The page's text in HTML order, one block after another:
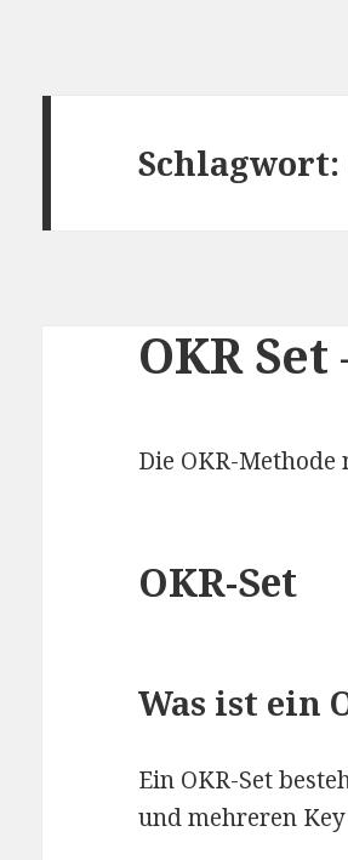
Schlagwort:
OKR
Die OKR-Methode
OKR-Set
Was ist ein
Ein OKR-Set
und mehreren Key